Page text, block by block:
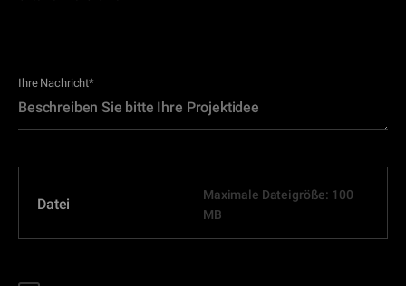
Ihre Nachricht*
Datei
Maximale Dateigröße: 100
MB